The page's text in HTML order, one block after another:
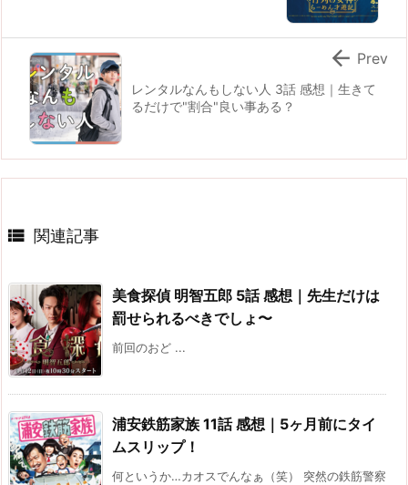
レンタルなんもしない人 3話 感想｜生きて
るだけで"割合"良い事ある？
 Prev
 関連記事
美食探偵 明智五郎 5話 感想｜先生だけは
罰せられるべきでしょ〜
前回のおど ...
浦安鉄筋家族 11話 感想｜5ヶ月前にタイ
ムスリップ！
何というか…カオスでんなぁ（笑） 突然の鉄筋警察